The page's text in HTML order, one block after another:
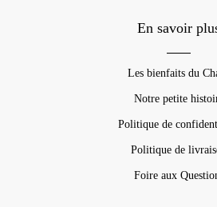
En savoir
Les bienfaits du
Notre petite
Politique de
Politique de
Foire aux